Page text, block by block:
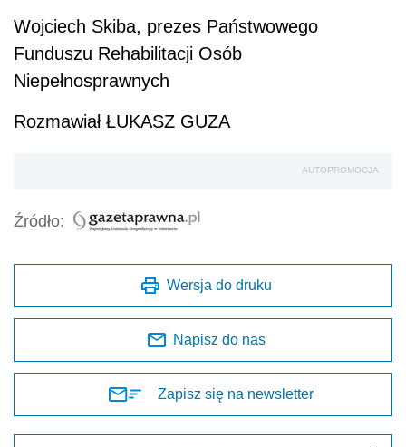
Wojciech Skiba, prezes Państwowego
Funduszu Rehabilitacji Osób
Niepełnosprawnych
Rozmawiał ŁUKASZ GUZA
AUTOPROMOCJA
Źródło:
Wersja do druku
Napisz do nas
Zapisz się na newsletter